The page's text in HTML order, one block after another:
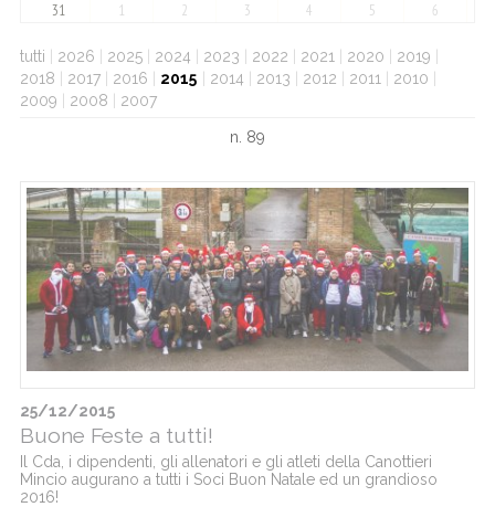
31
1 2 3 4 5 6
tutti 2026 2025| 2024 2023 2022 2021 2020 2019
2018
2017| 2016 2015 2014 2013 2012 2011 2010
2009
2008 2007
n. 89
25/12/2015
Buone Feste a tutti!
Il Cda, i dipendenti, gli allenatori e gli atleti della Canottieri
Mincio augurano a tutti i Soci Buon Natale ed un grandioso
2016!